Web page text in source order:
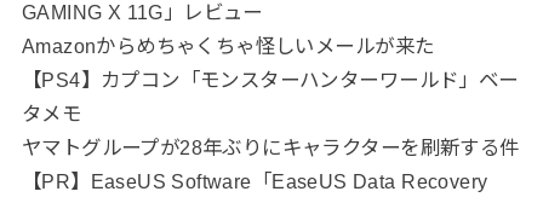
GAMING X 11G」レビュー
Amazonからめちゃくちゃ怪しいメールが来た
【PS4】カプコン「モンスターハンターワールド」ベー
タメモ
ヤマトグループが28年ぶりにキャラクターを刷新する件
【PR】EaseUS Software「EaseUS Data Recovery